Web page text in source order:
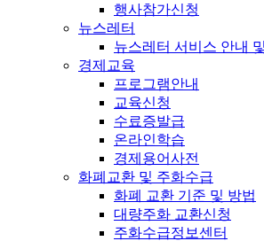
행사참가신청
뉴스레터
뉴스레터 서비스 안내
경제교육
프로그램안내
교육신청
수료증발급
온라인학습
경제용어사전
화폐교환 및 주화수급
화폐 교환 기준 및 방법
대량주화 교환신청
주화수급정보센터